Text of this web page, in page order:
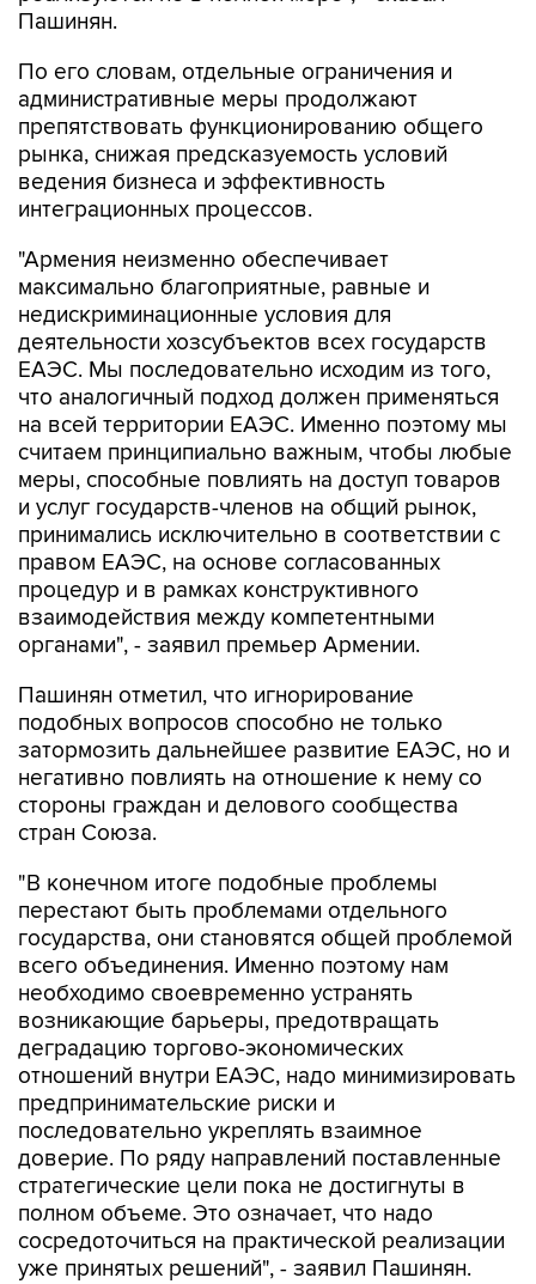
Пашинян.
По его словам, отдельные ограничения и
административные меры продолжают
препятствовать функционированию общего
рынка, снижая предсказуемость условий
ведения бизнеса и эффективность
интеграционных процессов.
"Армения неизменно обеспечивает
максимально благоприятные, равные и
недискриминационные условия для
деятельности хозсубъектов всех государств
ЕАЭС. Мы последовательно исходим из того,
что аналогичный подход должен применяться
на всей территории ЕАЭС. Именно поэтому мы
считаем принципиально важным, чтобы любые
меры, способные повлиять на доступ товаров
и услуг государств-членов на общий рынок,
принимались исключительно в соответствии с
правом ЕАЭС, на основе согласованных
процедур и в рамках конструктивного
взаимодействия между компетентными
органами", - заявил премьер Армении.
Пашинян отметил, что игнорирование
подобных вопросов способно не только
затормозить дальнейшее развитие ЕАЭС, но и
негативно повлиять на отношение к нему со
стороны граждан и делового сообщества
стран Союза.
"В конечном итоге подобные проблемы
перестают быть проблемами отдельного
государства, они становятся общей проблемой
всего объединения. Именно поэтому нам
необходимо своевременно устранять
возникающие барьеры, предотвращать
деградацию торгово-экономических
отношений внутри ЕАЭС, надо минимизировать
предпринимательские риски и
последовательно укреплять взаимное
доверие. По ряду направлений поставленные
стратегические цели пока не достигнуты в
полном объеме. Это означает, что надо
сосредоточиться на практической реализации
уже принятых решений", - заявил Пашинян.